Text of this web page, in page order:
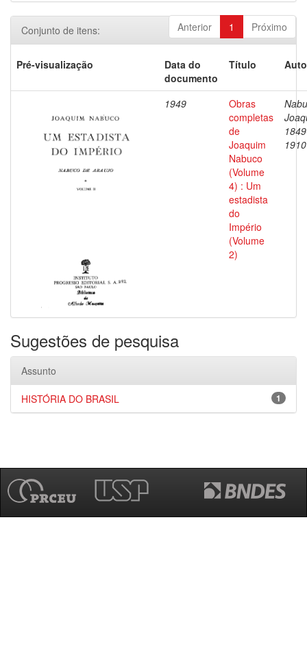
Anterior 1 Próximo
Conjunto de itens:
Pré-visualização
Data do
documento
Título
1949
Obras
completas
de
Joaquim
Nabuco
(Volume
4) : Um
estadista
do
Império
(Volume
2)
1910
Sugestões de pesquisa
Assunto
1
HISTÓRIA DO BRASIL